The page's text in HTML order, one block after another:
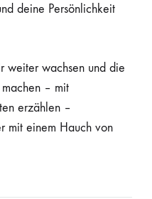
deine Persönlichkeit
weiter wachsen und die
– mit
erzählen –
mit einem Hauch von